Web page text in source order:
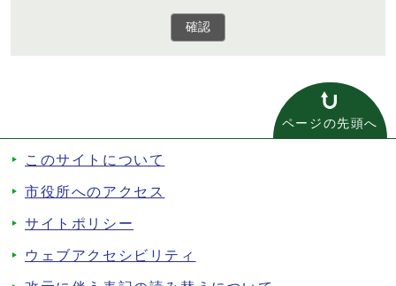
確認
ページの先頭へ
このサイトについて
市役所へのアクセス
サイトポリシー
ウェブアクセシビリティ